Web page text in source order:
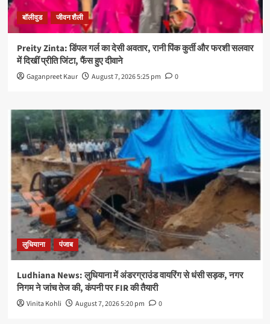
बॉलीवुड जीवन शैली
Preity Zinta: डिंपल गर्ल का देसी अवतार, रानी पिंक कुर्ती और फरशी सलवार
में दिखीं प्रीति जिंटा, फैंस हुए दीवाने
Gaganpreet Kaur August 7, 2026 5:25 pm 0
लुधियाना पंजाब
Ludhiana News: लुधियाना में अंडरग्राउंड वायरिंग से धंसी सड़क, नगर
निगम ने जांच तेज की, कंपनी पर FIR की तैयारी
Vinita Kohli August 7, 2026 5:20 pm 0